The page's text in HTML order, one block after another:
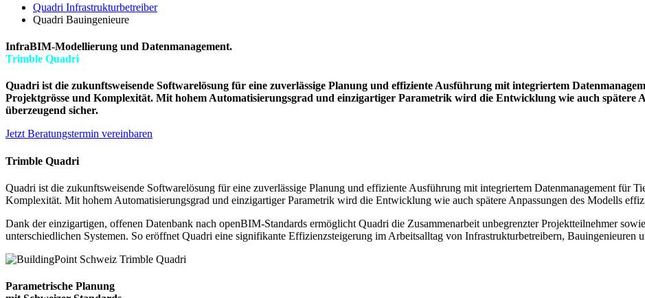
Quadri Infrastrukturbetreiber
Quadri Bauingenieure
InfraBIM-Modellierung und Datenmanagement.
Trimble Quadri
Quadri ist die zukunftsweisende Softwarelösung für eine zuverlässige Planung und effiziente Ausführung mit integriertem
Projektgrösse und Komplexität. Mit hohem Automatisierungsgrad und einzigartiger Parametrik wird die Entwicklung wie auch spätere
überzeugend sicher.
Jetzt Beratungstermin vereinbaren
Trimble Quadri
Quadri ist die zukunftsweisende Softwarelösung für eine zuverlässige Planung und effiziente Ausführung mit integriertem Datenmanagement für
Komplexität. Mit hohem Automatisierungsgrad und einzigartiger Parametrik wird die Entwicklung wie auch spätere Anpassungen des Modells
Dank der einzigartigen, offenen Datenbank nach openBIM-Standards ermöglicht Quadri die Zusammenarbeit unbegrenzter Projektteilnehmer
unterschiedlichen Systemen. So eröffnet Quadri eine signifikante Effizienzsteigerung im Arbeitsalltag von Infrastrukturbetreibern, Bauingenieuren
Parametrische Planung